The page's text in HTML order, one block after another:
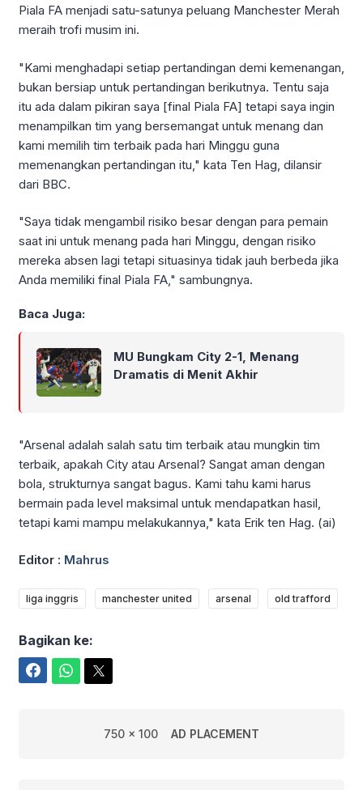
Piala FA menjadi satu-satunya peluang Manchester Merah
meraih trofi musim ini.
"Kami menghadapi setiap pertandingan demi kemenangan,
bukan bersiap untuk pertandingan berikutnya. Tentu saja
itu ada dalam pikiran saya [final Piala FA] tetapi saya ingin
menampilkan tim yang bersemangat untuk menang dan
kami memilih tim terbaik pada hari Minggu guna
memenangkan pertandingan itu," kata Ten Hag, dilansir
dari BBC.
"Saya tidak mengambil risiko besar dengan para pemain
saat ini untuk menang pada hari Minggu, dengan risiko
mereka absen lagi tetapi situasinya tidak jauh berbeda jika
Anda memiliki final Piala FA," sambungnya.
Baca Juga:
MU Bungkam City 2-1, Menang
Dramatis di Menit Akhir
"Arsenal adalah salah satu tim terbaik atau mungkin tim
terbaik, apakah City atau Arsenal? Sangat aman dengan
bola, strukturnya sangat bagus. Kami tahu kami harus
bermain pada level maksimal untuk mendapatkan hasil,
tetapi kami mampu melakukannya," kata Erik ten Hag. (ai)
Editor : Mahrus
liga inggris manchester united arsenal old trafford
Bagikan ke:
750 x 100 AD PLACEMENT